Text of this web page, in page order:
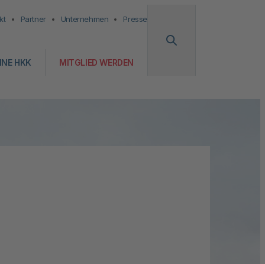
Partner Unternehmen Presse
HKK MITGLIED WERDEN